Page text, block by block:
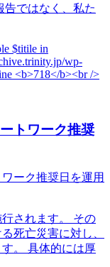
告ではなく、私た
トワーク推奨
されます。 その
死亡災害に対し、
。 具体的には厚